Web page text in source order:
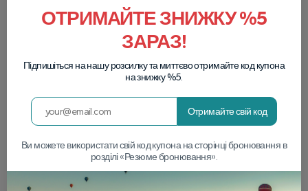
ОТРИМАЙТЕ ЗНИЖКУ %5
ЗАРАЗ!
Підпишіться на нашу розсилку та миттєво отримайте код купона
на знижку %5.
Отримайте свій код
Ви можете використати свій код купона на сторінці бронювання в
розділі «Резюме бронювання».